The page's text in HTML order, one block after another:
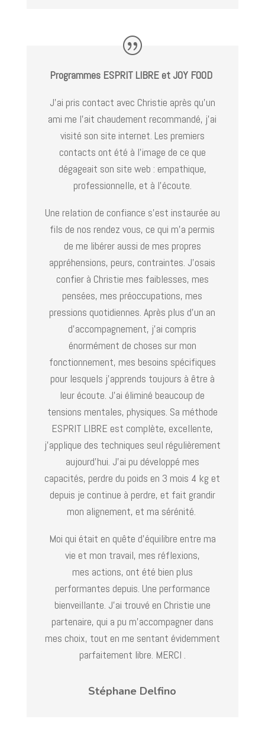
Programmes ESPRIT LIBRE et JOY FOOD
J’ai pris contact avec Christie après qu’un
ami me l’ait chaudement recommandé, j’ai
visité son site internet. Les premiers
contacts ont été à l’image de ce que
dégageait son site web : empathique,
professionnelle, et à l’écoute.
Une relation de confiance s’est instaurée au
fils de nos rendez vous, ce qui m’a permis
de me libérer aussi de mes propres
appréhensions, peurs, contraintes. J’osais
confier à Christie mes faiblesses, mes
pensées, mes préoccupations, mes
pressions quotidiennes. Après plus d’un an
d’accompagnement, j’ai compris
énormément de choses sur mon
fonctionnement, mes besoins spécifiques
pour lesquels j’apprends toujours à être à
leur écoute. J’ai éliminé beaucoup de
tensions mentales, physiques. Sa méthode
ESPRIT LIBRE est complète, excellente,
j’applique des techniques seul régulièrement
aujourd’hui. J’ai pu développé mes
capacités, perdre du poids en 3 mois 4 kg et
depuis je continue à perdre, et fait grandir
mon alignement, et ma sérénité.
Moi qui était en quête d’équilibre entre ma
vie et mon travail, mes réflexions,
mes actions, ont été bien plus
performantes depuis. Une performance
bienveillante. J’ai trouvé en Christie une
partenaire, qui a pu m’accompagner dans
mes choix, tout en me sentant évidemment
parfaitement libre. MERCI .
Stéphane Delfino